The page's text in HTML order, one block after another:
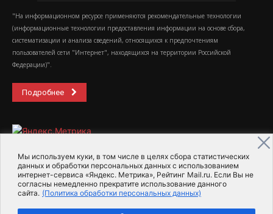
Мы используем куки, в том числе в целях сбора статистических
данных и обработки персональных данных с использованием
интернет-сервиса «Яндекс. Метрика», Рейтинг Mail.ru. Если Вы не
согласны немедленно прекратите использование данного
сайта. (Политика обработки персональных данных)
"На информационном ресурсе применяются рекомендательные технологии
(информационные технологии предоставления информации на основе сбора,
систематизации и анализа сведений, относящихся к предпочтениям
пользователей сети "Интернет", находящихся на территории Российской
Федерации)".
Подробнее
2015-2026- Информационное агентство МедиаПоток
Для справки Об издании Пользовательское соглашение